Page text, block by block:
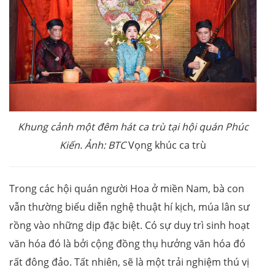
Khung cảnh một đêm hát ca trù tại hội quán Phúc
Kiến. Ảnh: BTCVọng khúc ca trù
Trong các hội quán người Hoa ở miền Nam, bà con
vẫn thường biểu diễn nghệ thuật hí kịch, múa lân sư
rồng vào những dịp đặc biệt. Có sự duy trì sinh hoạt
văn hóa đó là bởi cộng đồng thụ hưởng văn hóa đó
rất đông đảo. Tất nhiên, sẽ là một trải nghiệm thú vị